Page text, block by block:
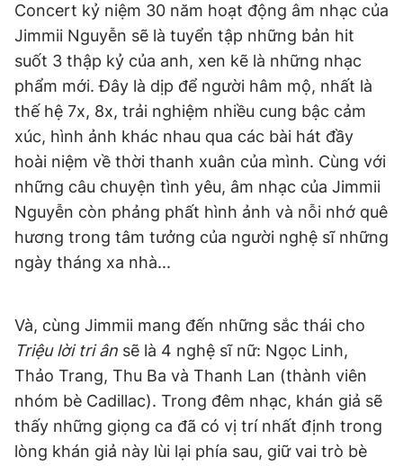
Giấy phép xuất bản số 110/GP - BTTTT cấp ngày 24.3.2020
© 2003-2026 Bản quyền thuộc về Báo Thanh Niên. Cấm sao
chép dưới mọi hình thức nếu không có sự chấp thuận bằng văn
bản. Phát triển bởi ePi Technologies, JSC.
Concert kỷ niệm 30 năm hoạt động âm nhạc của
Jimmii Nguyễn sẽ là tuyển tập những bản hit
suốt 3 thập kỷ của anh, xen kẽ là những nhạc
phẩm mới. Đây là dịp để người hâm mộ, nhất là
thế hệ 7x, 8x, trải nghiệm nhiều cung bậc cảm
xúc, hình ảnh khác nhau qua các bài hát đầy
hoài niệm về thời thanh xuân của mình. Cùng với
những câu chuyện tình yêu, âm nhạc của Jimmii
Nguyễn còn phảng phất hình ảnh và nỗi nhớ quê
hương trong tâm tưởng của người nghệ sĩ những
ngày tháng xa nhà...
Và, cùng Jimmii mang đến những sắc thái cho
Triệu lời tri ân sẽ là 4 nghệ sĩ nữ: Ngọc Linh,
Thảo Trang, Thu Ba và Thanh Lan (thành viên
nhóm bè Cadillac). Trong đêm nhạc, khán giả sẽ
thấy những giọng ca đã có vị trí nhất định trong
lòng khán giả này lùi lại phía sau, giữ vai trò bè